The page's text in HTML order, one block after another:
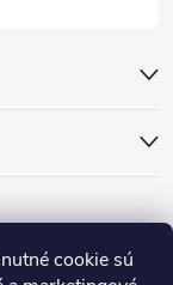
cookie sú